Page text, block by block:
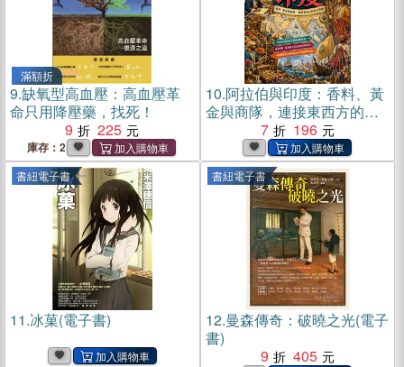
滿額折
9.缺氧型高血壓：高血壓革
命只用降壓藥，找死！
9
225
庫存：2
10.阿拉伯與印度：香料、黃
金與商隊，連接東西方的奇
幻冒險(電子書)
7 196
書紐電子書
11.冰菓(電子書)
書紐電子書
12.曼森傳奇：破曉之光(電子
書)
9
405